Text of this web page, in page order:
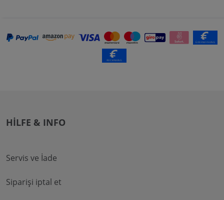
HILFE & INFO
Servis ve İade
Siparişi iptal et